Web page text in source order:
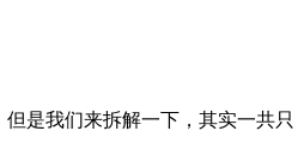
是我们来拆解一下，其实一共只